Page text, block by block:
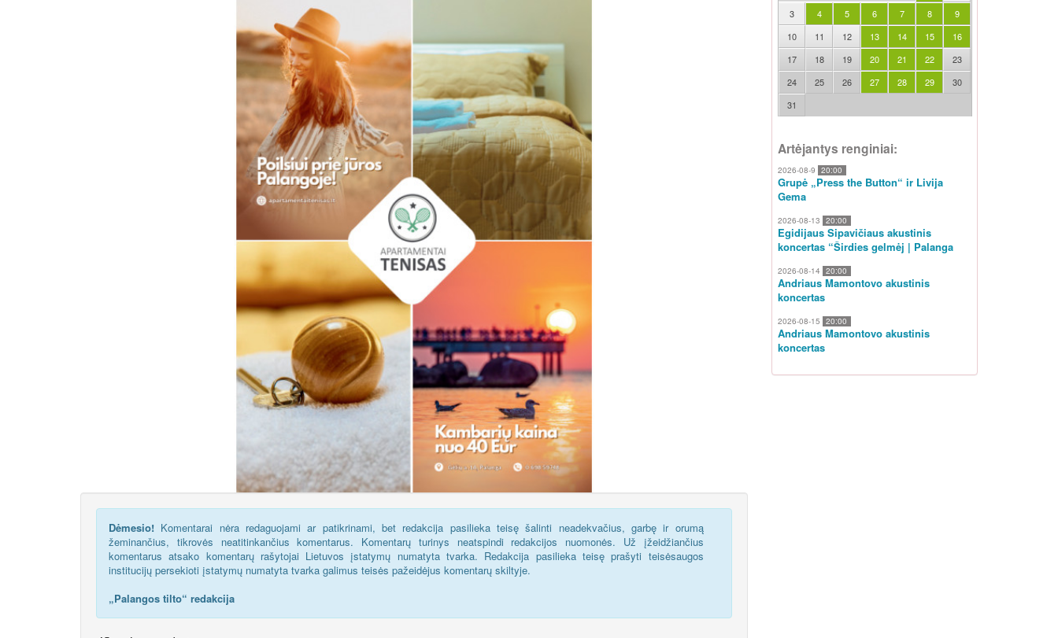
Dėmesio! Komentarai nėra redaguojami ar patikrinami, bet redakcija pasilieka teisę šalinti neadekvačius, garbę ir orumą
žeminančius, tikrovės neatitinkančius komentarus. Komentarų turinys neatspindi redakcijos nuomonės. Už įžeidžiančius
komentarus atsako komentarų rašytojai Lietuvos įstatymų numatyta tvarka. Redakcija pasilieka teisę prašyti teisėsaugos
institucijų persekioti įstatymų numatyta tvarka galimus teisės pažeidėjus komentarų skiltyje.
„Palangos tilto“ redakcija
3
4 5 6 7 8
9
10
11 12 13 14 15
16
17
18 19 20 21 22
23
24
25 26 27 28 29
30
31
Artėjantys renginiai:
2026-08-9 20:00
Grupė „Press the Button“ ir Livija
Gema
2026-08-13 20:00
Egidijaus Sipavičiaus akustinis
koncertas “Širdies gelmėj | Palanga
2026-08-14 20:00
Andriaus Mamontovo akustinis
koncertas
2026-08-15 20:00
Andriaus Mamontovo akustinis
koncertas